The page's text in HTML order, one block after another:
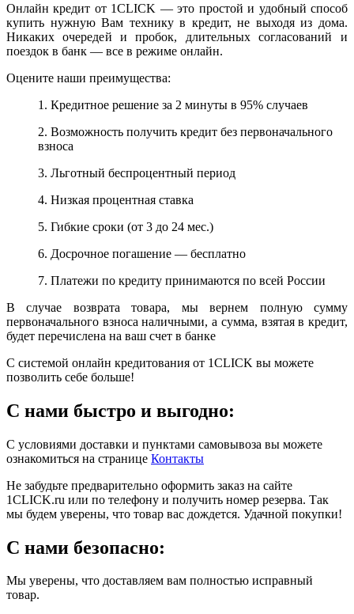
Онлайн кредит от 1CLICK — это простой и удобный способ
купить нужную Вам технику в кредит, не выходя из дома.
Никаких очередей и пробок, длительных согласований и
поездок в банк — все в режиме онлайн.
Оцените наши преимущества:
1. Кредитное решение за 2 минуты в 95% случаев
2. Возможность получить кредит без первоначального
взноса
3. Льготный беспроцентный период
4. Низкая процентная ставка
5. Гибкие сроки (от 3 до 24 мес.)
6. Досрочное погашение — бесплатно
7. Платежи по кредиту принимаются по всей России
В случае возврата товара, мы вернем полную сумму
первоначального взноса наличными, а сумма, взятая в кредит,
будет перечислена на ваш счет в банке
С системой онлайн кредитования от 1CLICK вы можете
позволить себе больше!
С нами быстро и выгодно:
С условиями доставки и пунктами самовывоза вы можете
ознакомиться на странице Контакты
Не забудьте предварительно оформить заказ на сайте
1CLICK.ru или по телефону и получить номер резерва. Так
мы будем уверены, что товар вас дождется. Удачной покупки!
С нами безопасно:
Мы уверены, что доставляем вам полностью исправный
товар.